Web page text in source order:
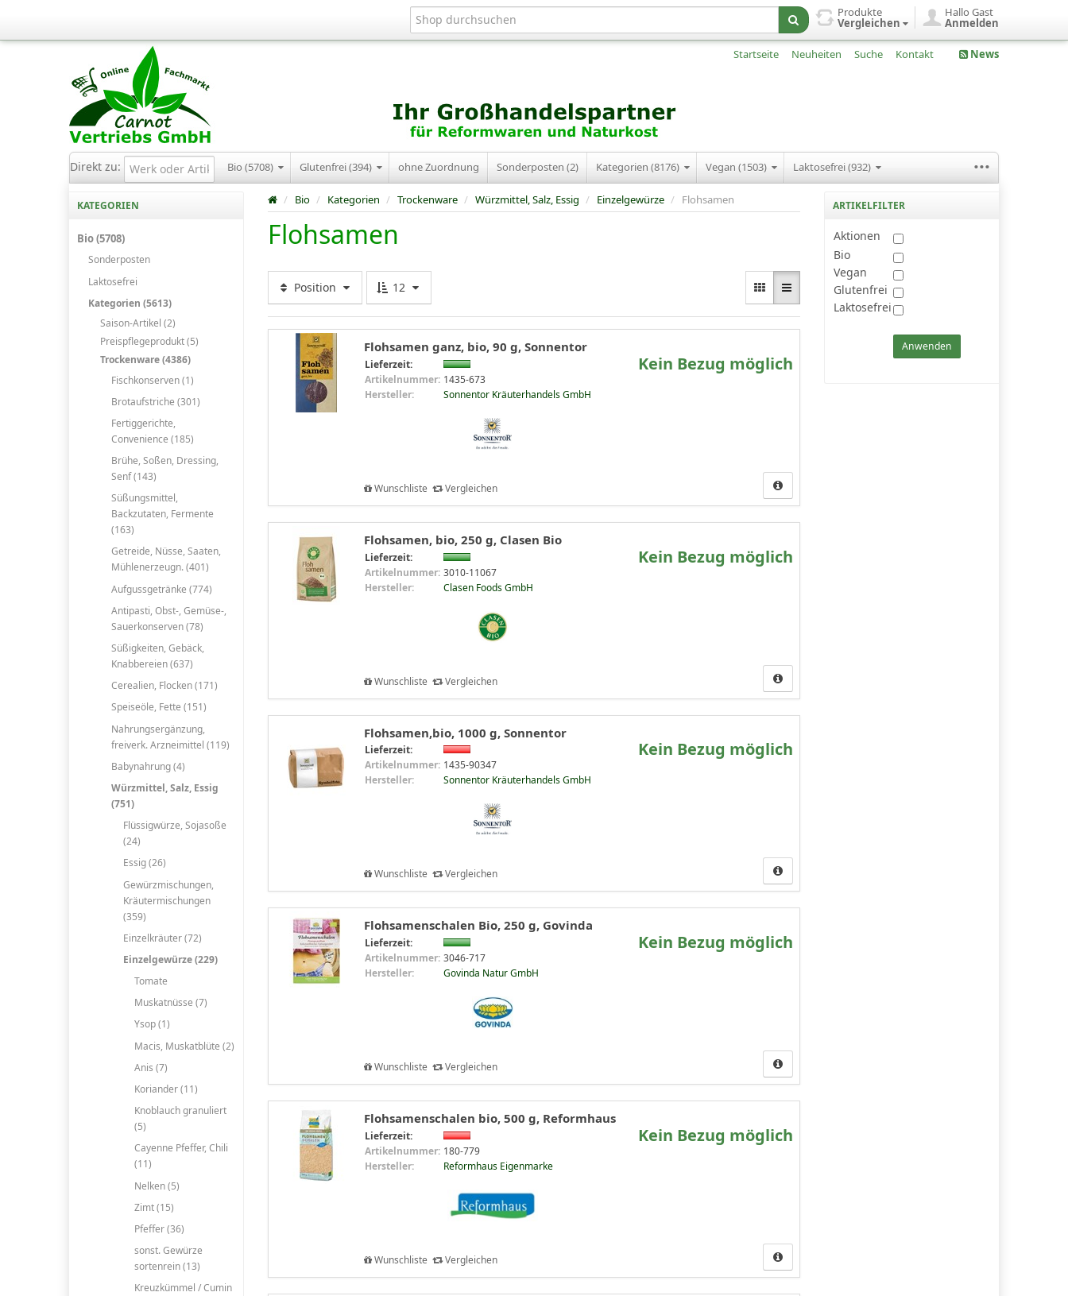
Hallo Gast
Anmelden
Produkte
Vergleichen
Startseite Neuheiten Suche Kontakt News
Direkt zu: Bio (5708) Glutenfrei (394) ohne Zuordnung Sonderposten (2) Kategorien (8176) Vegan (1503) Laktosefrei (932) ...
KATEGORIEN
Bio (5708)
Sonderposten
Laktosefrei
Kategorien (5613)
Saison-Artikel (2)
Preispflegeprodukt (5)
Trockenware (4386)
Fischkonserven (1)
Brotaufstriche (301)
Fertiggerichte,
Convenience (185)
Brühe, Soßen, Dressing,
Senf (143)
Süßungsmittel,
Backzutaten, Fermente
(163)
Getreide, Nüsse, Saaten,
Mühlenerzeugn. (401)
Aufgussgetränke (774)
Antipasti, Obst-, Gemüse-,
Sauerkonserven (78)
Süßigkeiten, Gebäck,
Knabbereien (637)
Cerealien, Flocken (171)
Speiseöle, Fette (151)
Nahrungsergänzung,
freiverk. Arzneimittel (119)
Babynahrung (4)
Würzmittel, Salz, Essig
(751)
Flüssigwürze, Sojasoße
(24)
Essig (26)
Gewürzmischungen,
Kräutermischungen
(359)
Einzelkräuter (72)
Einzelgewürze (229)
Tomate
Muskatnüsse (7)
Ysop (1)
Macis, Muskatblüte (2)
Anis (7)
Koriander (11)
Knoblauch granuliert
(5)
Cayenne Pfeffer, Chili
(11)
Nelken (5)
Zimt (15)
Pfeffer (36)
sonst. Gewürze
sortenrein (13)
Kreuzkümmel / Cumin
/ Bio / Kategorien / Trockenware / Würzmittel, Salz, Essig / Einzelgewürze / Flohsamen
Flohsamen
Position 12
Flohsamen ganz, bio, 90 g, Sonnentor
Lieferzeit:
Artikelnummer: 1435-673
Hersteller:
Sonnentor Kräuterhandels GmbH
Kein Bezug möglich
Wunschliste Vergleichen
Flohsamen, bio, 250 g, Clasen Bio
Lieferzeit:
Artikelnummer: 3010-11067
Hersteller:
Clasen Foods GmbH
Kein Bezug möglich
Wunschliste Vergleichen
Flohsamen,bio, 1000 g, Sonnentor
Lieferzeit:
Artikelnummer: 1435-90347
Hersteller:
Sonnentor Kräuterhandels GmbH
Kein Bezug möglich
Wunschliste Vergleichen
Flohsamenschalen Bio, 250 g, Govinda
Lieferzeit:
Artikelnummer: 3046-717
Hersteller:
Govinda Natur GmbH
Kein Bezug möglich
Wunschliste Vergleichen
Flohsamenschalen bio, 500 g, Reformhaus
Lieferzeit:
Artikelnummer: 180-779
Hersteller:
Reformhaus Eigenmarke
Kein Bezug möglich
Wunschliste Vergleichen
ARTIKELFILTER
Aktionen
Bio
Vegan
Glutenfrei
Laktosefrei